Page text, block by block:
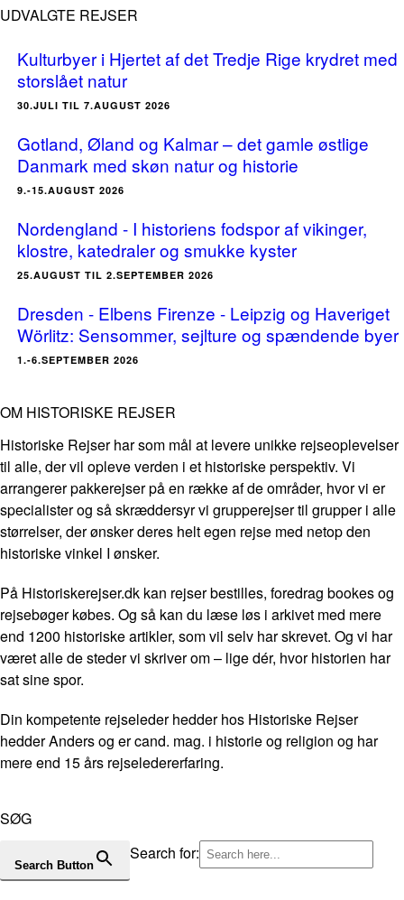
UDVALGTE REJSER
Kulturbyer i Hjertet af det Tredje Rige krydret med
storslået natur
30.JULI TIL 7.AUGUST 2026
Gotland, Øland og Kalmar – det gamle østlige
Danmark med skøn natur og historie
9.-15.AUGUST 2026
Nordengland - I historiens fodspor af vikinger,
klostre, katedraler og smukke kyster
25.AUGUST TIL 2.SEPTEMBER 2026
Dresden - Elbens Firenze - Leipzig og Haveriget
Wörlitz: Sensommer, sejlture og spændende byer
1.-6.SEPTEMBER 2026
OM HISTORISKE REJSER
Historiske Rejser har som mål at levere unikke rejseoplevelser
til alle, der vil opleve verden i et historiske perspektiv. Vi
arrangerer pakkerejser på en række af de områder, hvor vi er
specialister og så skræddersyr vi grupperejser til grupper i alle
størrelser, der ønsker deres helt egen rejse med netop den
historiske vinkel I ønsker.
På Historiskerejser.dk kan rejser bestilles, foredrag bookes og
rejsebøger købes. Og så kan du læse løs i arkivet med mere
end 1200 historiske artikler, som vil selv har skrevet. Og vi har
været alle de steder vi skriver om – lige dér, hvor historien har
sat sine spor.
Din kompetente rejseleder hedder hos Historiske Rejser
hedder Anders og er cand. mag. i historie og religion og har
mere end 15 års rejseledererfaring.
SØG
Search for:
Search Button